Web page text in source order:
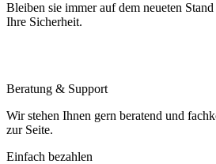
Bleiben sie immer auf dem neueten
Ihre Sicherheit.
Beratung & Support
Wir stehen Ihnen gern beratend und
zur Seite.
Einfach bezahlen